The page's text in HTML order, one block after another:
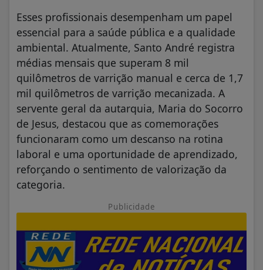
Esses profissionais desempenham um papel
essencial para a saúde pública e a qualidade
ambiental. Atualmente, Santo André registra
médias mensais que superam 8 mil
quilômetros de varrição manual e cerca de 1,7
mil quilômetros de varrição mecanizada. A
servente geral da autarquia, Maria do Socorro
de Jesus, destacou que as comemorações
funcionaram como um descanso na rotina
laboral e uma oportunidade de aprendizado,
reforçando o sentimento de valorização da
categoria.
Publicidade